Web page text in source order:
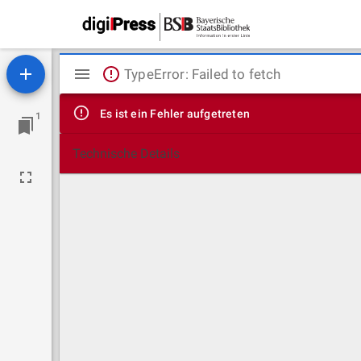
1
Mirador
Viewer
TypeError: Failed to fetch
Es ist ein Fehler aufgetreten
Technische Details